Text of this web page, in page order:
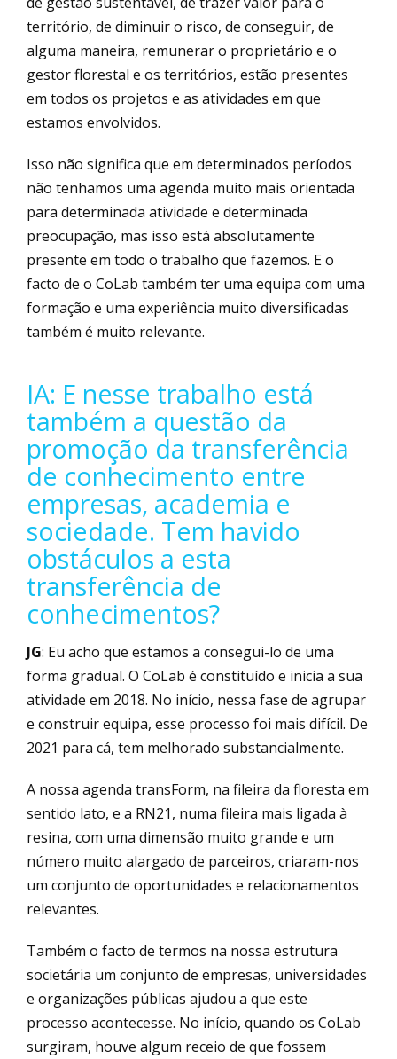
território, de diminuir o risco, de conseguir, de
alguma maneira, remunerar o proprietário e o
gestor florestal e os territórios, estão presentes
em todos os projetos e as atividades em que
estamos envolvidos.
Isso não significa que em determinados períodos
não tenhamos uma agenda muito mais orientada
para determinada atividade e determinada
preocupação, mas isso está absolutamente
presente em todo o trabalho que fazemos. E o
facto de o CoLab também ter uma equipa com uma
formação e uma experiência muito diversificadas
também é muito relevante.
IA: E nesse trabalho está
também a questão da
promoção da transferência
de conhecimento entre
empresas, academia e
sociedade. Tem havido
obstáculos a esta
transferência de
conhecimentos?
JG: Eu acho que estamos a consegui-lo de uma
forma gradual. O CoLab é constituído e inicia a sua
atividade em 2018. No início, nessa fase de agrupar
e construir equipa, esse processo foi mais difícil. De
2021 para cá, tem melhorado substancialmente.
A nossa agenda transForm, na fileira da floresta em
sentido lato, e a RN21, numa fileira mais ligada à
resina, com uma dimensão muito grande e um
número muito alargado de parceiros, criaram-nos
um conjunto de oportunidades e relacionamentos
relevantes.
Também o facto de termos na nossa estrutura
societária um conjunto de empresas, universidades
e organizações públicas ajudou a que este
processo acontecesse. No início, quando os CoLab
surgiram, houve algum receio de que fossem